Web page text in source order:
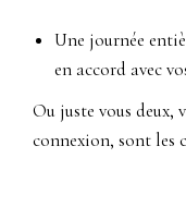
Une journée
en accord avec
Ou juste vous deux,
connexion, sont les